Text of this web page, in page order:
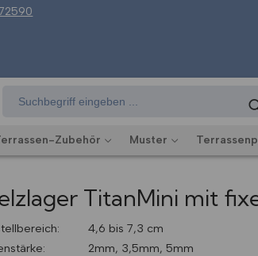
Zubehör Muster
TitanMini mit
4,6 bis 7,3 cm
2mm, 3,5mm, 5mm